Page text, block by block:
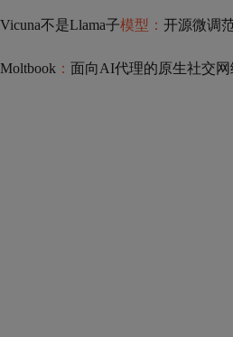
Vicuna不是Llama子模型： 开源微调
Moltbook ： 面向AI代理的原生社交网